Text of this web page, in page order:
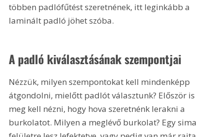
többen padlófűtést szeretnének, itt leginkább a
laminált padló jöhet szóba.
A padló kiválasztásának szempontjai
Nézzük, milyen szempontokat kell mindenképp
átgondolni, mielőtt padlót választunk? Először is
meg kell nézni, hogy hova szeretnénk lerakni a
burkolatot. Milyen a meglévő burkolat? Egy sima